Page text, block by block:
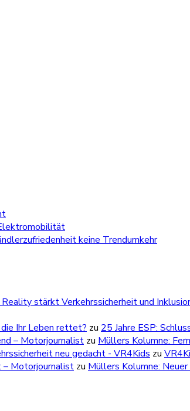
keine Trendumkehr
stärkt Verkehrssicherheit und
Ihr Leben rettet? zu 25 Jahre ESP:
– Motorjournalist zu Müllers Kolumne:
neu gedacht - VR4Kids zu
– Motorjournalist zu Müllers Kolumne: